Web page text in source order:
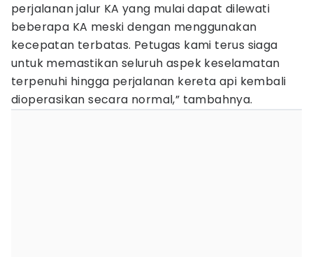
perjalanan jalur KA yang mulai dapat dilewati
beberapa KA meski dengan menggunakan
kecepatan terbatas. Petugas kami terus siaga
untuk memastikan seluruh aspek keselamatan
terpenuhi hingga perjalanan kereta api kembali
dioperasikan secara normal,” tambahnya.